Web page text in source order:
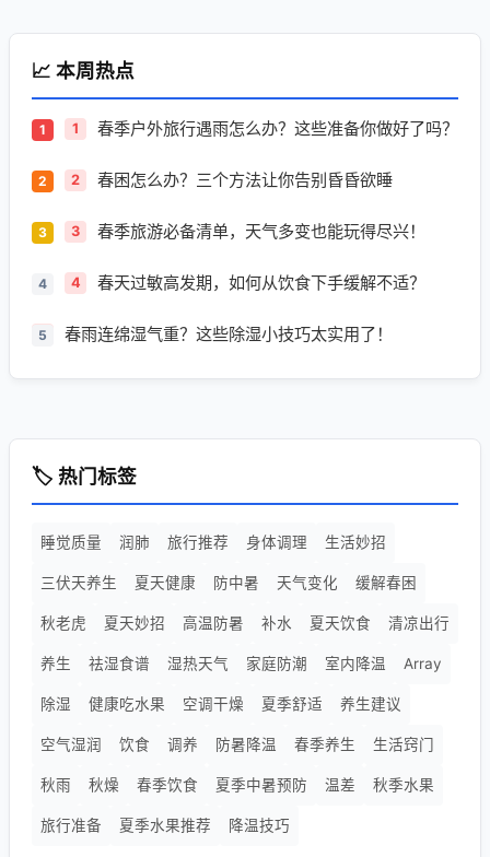
📈 本周热点
1 春季户外旅行遇雨怎么办？这些准备你做好了吗？
2 春困怎么办？三个方法让你告别昏昏欲睡
3 春季旅游必备清单，天气多变也能玩得尽兴！
4 春天过敏高发期，如何从饮食下手缓解不适？
5 春雨连绵湿气重？这些除湿小技巧太实用了！
🏷️ 热门标签
睡觉质量 润肺 旅行推荐 身体调理 生活妙招
三伏天养生 夏天健康 防中暑 天气变化 缓解春困
秋老虎 夏天妙招 高温防暑 补水 夏天饮食 清凉出行
养生 祛湿食谱 湿热天气 家庭防潮 室内降温 Array
除湿 健康吃水果 空调干燥 夏季舒适 养生建议
空气湿润 饮食 调养 防暑降温 春季养生 生活窍门
秋雨 秋燥 春季饮食 夏季中暑预防 温差 秋季水果
旅行准备 夏季水果推荐 降温技巧